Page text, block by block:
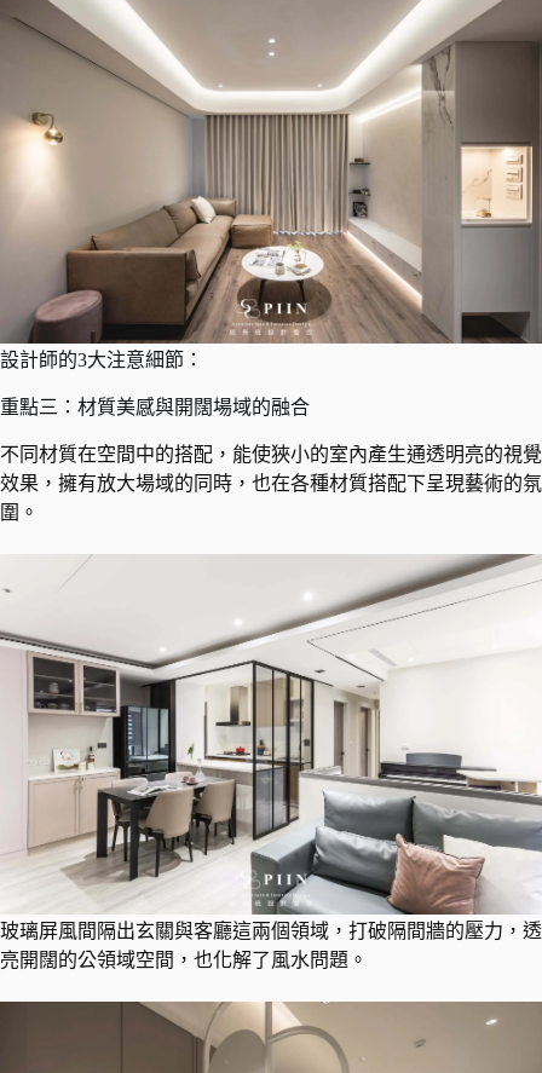
設計師的3大注意細節：
重點三：材質美感與開闊場域的融合
不同材質在空間中的搭配，能使狹小的室內產生通透明亮的視覺
效果，擁有放大場域的同時，也在各種材質搭配下呈現藝術的氛
圍。
玻璃屏風間隔出玄關與客廳這兩個領域，打破隔間牆的壓力，透
亮開闊的公領域空間，也化解了風水問題。